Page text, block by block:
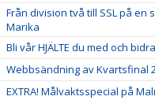
Från division två till SSL på en
Marika
Bli vår HJÄLTE du med och
Webbsändning av Kvartsfinal
EXTRA! Målvaktsspecial på